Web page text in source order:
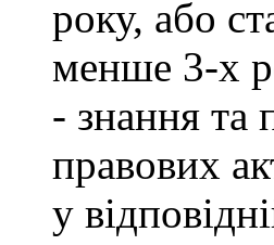
року, або
менше 3-х
- знання та
правових
у